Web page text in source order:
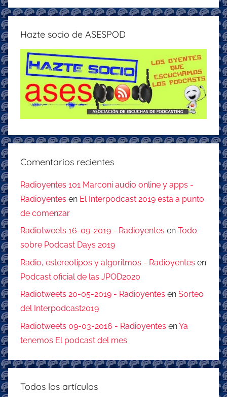
Hazte socio de ASESPOD
Comentarios recientes
Radioyentes 101 Marconi audio online y apps -
Radioyentes en El Interpodcast 2019 está a punto
de comenzar
Radiotweets 16-09-2019 - Radioyentes en Todo
sobre Podcast Days 2019
Radio, estereotipos y algoritmos - Radioyentes en
Podcast oficial de las JPOD2020
Radiotweets 20-05-2019 - Radioyentes en Sorteo
del Interpodcast2019
Radiotweets 09-03-2016 - Radioyentes enYa
tenemos El podcast del mes
Todos los artículos